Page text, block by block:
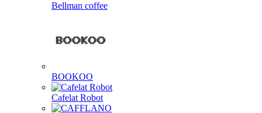
Bellman coffee
BOOKOO
Cafelat Robot